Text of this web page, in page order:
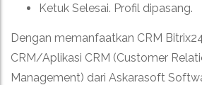
Ketuk Selesai. Profil dipasang.
Dengan memanfaatkan CRM
CRM/Aplikasi CRM (Customer
Management) dari Askarasoft